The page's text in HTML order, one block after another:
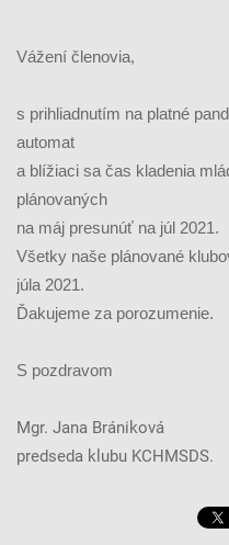
Vážení členovia,
s prihliadnutím na platné
automat
a blížiaci sa čas kladenia
plánovaných
na máj presunúť na júl 2021.
Všetky naše plánované
júla 2021.
Ďakujeme za porozumenie.
S pozdravom
Mgr. Jana Brániková
predseda klubu KCHMSDS.